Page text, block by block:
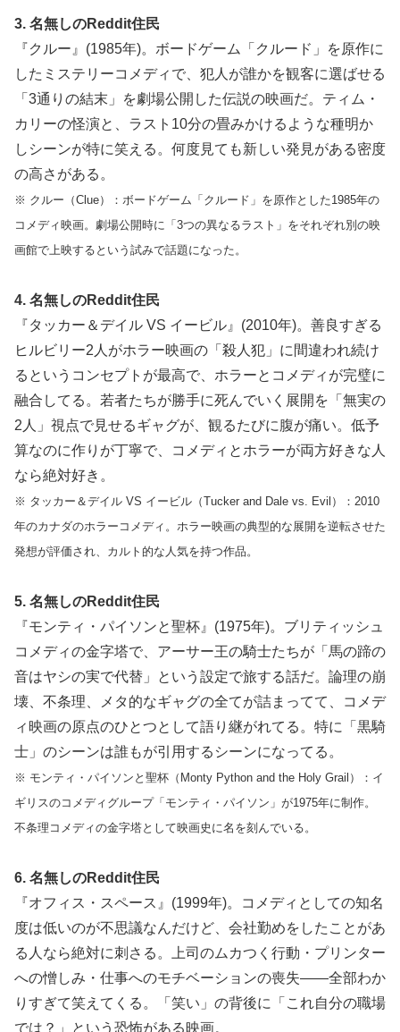
3. 名無しのReddit住民
『クルー』(1985年)。ボードゲーム「クルード」を原作に
したミステリーコメディで、犯人が誰かを観客に選ばせる
「3通りの結末」を劇場公開した伝説の映画だ。ティム・
カリーの怪演と、ラスト10分の畳みかけるような種明か
しシーンが特に笑える。何度見ても新しい発見がある密度
の高さがある。
※ クルー（Clue）：ボードゲーム「クルード」を原作とした1985年の
コメディ映画。劇場公開時に「3つの異なるラスト」をそれぞれ別の映
画館で上映するという試みで話題になった。
4. 名無しのReddit住民
『タッカー＆デイル VS イービル』(2010年)。善良すぎる
ヒルビリー2人がホラー映画の「殺人犯」に間違われ続け
るというコンセプトが最高で、ホラーとコメディが完璧に
融合してる。若者たちが勝手に死んでいく展開を「無実の
2人」視点で見せるギャグが、観るたびに腹が痛い。低予
算なのに作りが丁寧で、コメディとホラーが両方好きな人
なら絶対好き。
※ タッカー＆デイル VS イービル（Tucker and Dale vs. Evil）：2010
年のカナダのホラーコメディ。ホラー映画の典型的な展開を逆転させた
発想が評価され、カルト的な人気を持つ作品。
5. 名無しのReddit住民
『モンティ・パイソンと聖杯』(1975年)。ブリティッシュ
コメディの金字塔で、アーサー王の騎士たちが「馬の蹄の
音はヤシの実で代替」という設定で旅する話だ。論理の崩
壊、不条理、メタ的なギャグの全てが詰まってて、コメデ
ィ映画の原点のひとつとして語り継がれてる。特に「黒騎
士」のシーンは誰もが引用するシーンになってる。
※ モンティ・パイソンと聖杯（Monty Python and the Holy Grail）：イ
ギリスのコメディグループ「モンティ・パイソン」が1975年に制作。
不条理コメディの金字塔として映画史に名を刻んでいる。
6. 名無しのReddit住民
『オフィス・スペース』(1999年)。コメディとしての知名
度は低いのが不思議なんだけど、会社勤めをしたことがあ
る人なら絶対に刺さる。上司のムカつく行動・プリンター
への憎しみ・仕事へのモチベーションの喪失——全部わか
りすぎて笑えてくる。「笑い」の背後に「これ自分の職場
では？」という恐怖がある映画。